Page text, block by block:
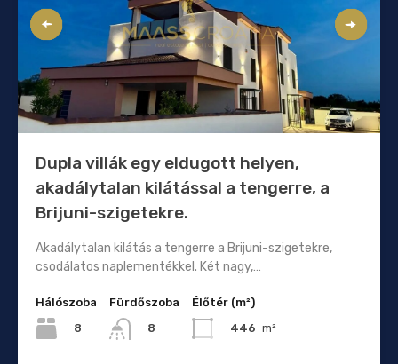
Dupla villák egy eldugott helyen,
akadálytalan kilátással a tengerre, a
Brijuni-szigetekre.
Akadálytalan kilátás a tengerre a Brijuni-szigetekre,
csodálatos naplementékkel. Két nagy,…
Hálószoba
8
Fürdőszoba
8
Élőtér (m²)
446 m²